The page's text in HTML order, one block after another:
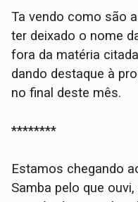
Ta vendo como são
ter deixado o nome
fora da matéria
dando destaque à
no final deste mês.
********
Estamos chegando
Samba pelo que